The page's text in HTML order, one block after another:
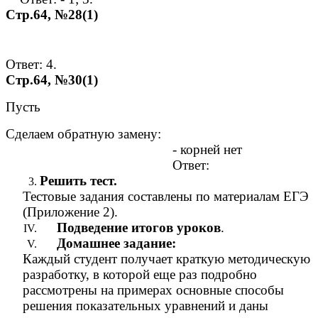
Стр.64, №28(1)
Ответ: 4.
Стр.64, №30(1)
Пусть
Сделаем обратную замену:
- корней нет
Ответ:
Решить тест.
Тестовые задания составлены по материалам ЕГЭ
(Приложение 2).
Подведение итогов уроков.
Домашнее задание:
Каждый студент получает краткую методическую
разработку, в которой еще раз подробно
рассмотрены на примерах основные способы
решения показательных уравнений и даны